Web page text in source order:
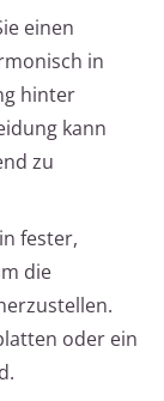
einen
in
hinter
kann
zu
fester,
die
oder ein